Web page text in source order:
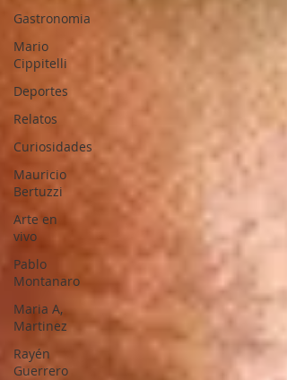
Gastronomia
Mario
Cippitelli
Deportes
Relatos
Curiosidades
Mauricio
Bertuzzi
Arte en
vivo
Pablo
Montanaro
Maria A,
Martinez
Rayén
Guerrero